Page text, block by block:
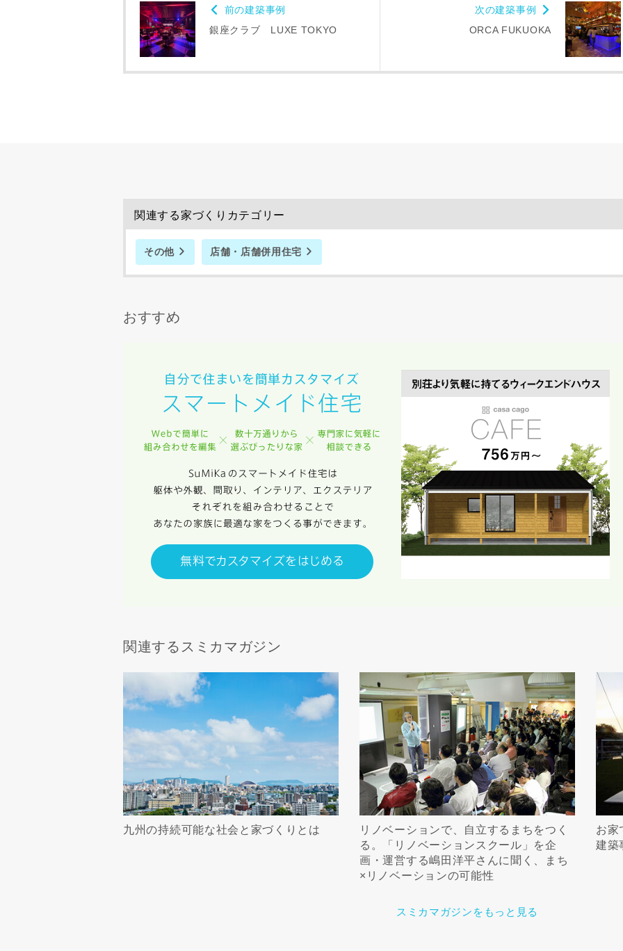
前の建築事例
銀座クラブ LUXE TOKYO
次の建築事例
ORCA FUKUOKA
関連する家づくりカテゴリー
その他 店舗・店舗併用住宅
おすすめ
関連するスミカマガジン
九州の持続可能な社会と家づくりとは
リノベーションで、自立するまちをつく
る。「リノベーションスクール」を企
画・運営する嶋田洋平さんに聞く、まち
×リノベーションの可能性
お家
建築
スミカマガジンをもっと見る
同居する家族構成
任、その他の法律上の請求原因の如何を問わず賠償の責任を負わないものとします。
当社は、お客様が本サービスを利用することにより第三者との間で生じた紛争等について一
ないものとします。
キャンセル 入力内容を送信する
専門家の都合により、資料の送付が遅くなったり、送付できない場合があります。
閉じる